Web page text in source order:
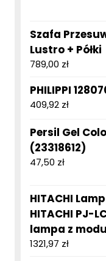
Szafa
Lustro + Półki
789,00 zł
PHILIPPI
409,92 zł
Persil Gel
(23318612)
47,50 zł
HITACHI
HITACHI PJ-
lampa z
1321,97 zł